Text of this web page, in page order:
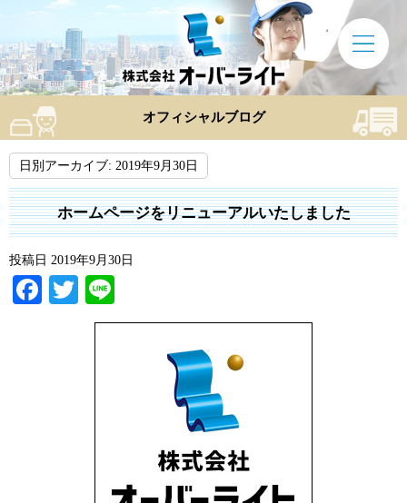
オフィシャルブログ
日別アーカイブ: 2019年9月30日
ホームページをリニューアルいたしました
投稿日 2019年9月30日
Facebook
Twitter